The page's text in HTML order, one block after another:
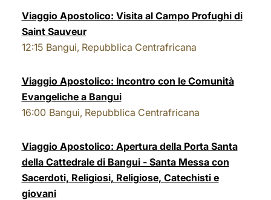
Viaggio Apostolico: Visita al Campo Profughi di
Saint Sauveur
12:15 Bangui, Repubblica Centrafricana
Viaggio Apostolico: Incontro con le Comunità
Evangeliche a Bangui
16:00 Bangui, Repubblica Centrafricana
Viaggio Apostolico: Apertura della Porta Santa
della Cattedrale di Bangui - Santa Messa con
Sacerdoti, Religiosi, Religiose, Catechisti e
giovani